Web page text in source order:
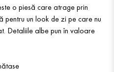
o piesă care atrage prin
pentru un look de zi pe care nu
Detaliile albe pun în valoare